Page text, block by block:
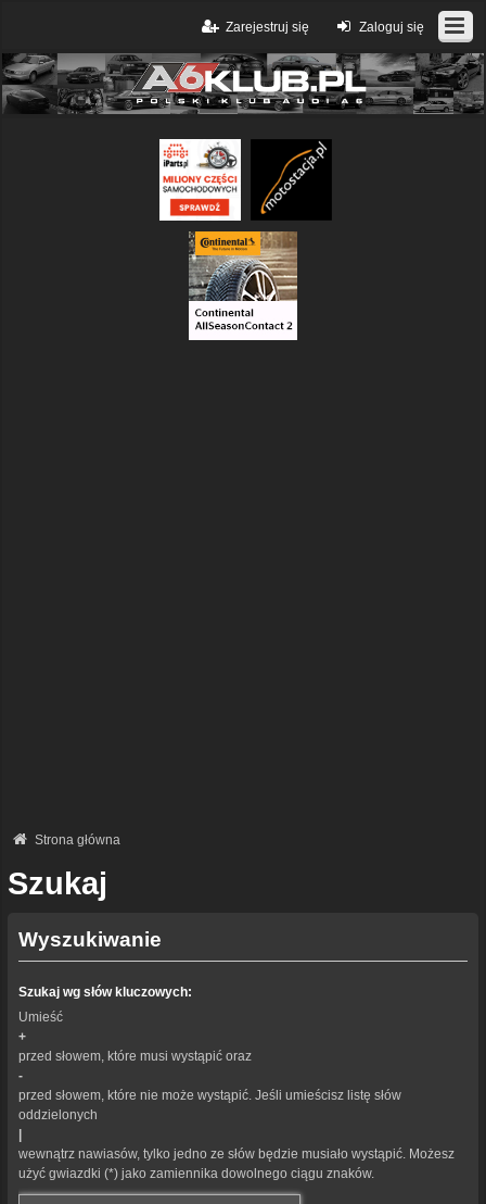
Zaloguj się
Zarejestruj się
Strona główna
Szukaj
Wyszukiwanie
Szukaj wg słów kluczowych:
Umieść
+
przed słowem, które musi wystąpić oraz
-
przed słowem, które nie może wystąpić. Jeśli umieścisz listę słów
oddzielonych
wewnątrz nawiasów, tylko jedno ze słów będzie musiało wystąpić. Możesz
użyć gwiazdki (*) jako zamiennika dowolnego ciągu znaków.